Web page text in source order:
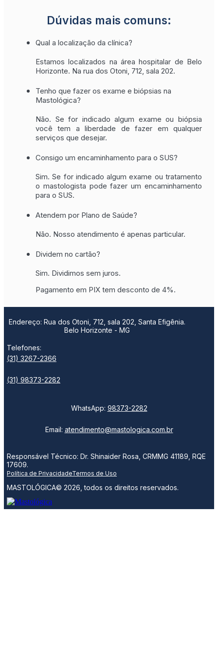
Dúvidas mais comuns:
Qual a localização da clínica?
Estamos localizados na área hospitalar de Belo
Horizonte. Na rua dos Otoni, 712, sala 202.
Tenho que fazer os exame e biópsias na
Mastológica?
Não. Se for indicado algum exame ou biópsia
você tem a liberdade de fazer em qualquer
serviços que desejar.
Consigo um encaminhamento para o SUS?
Sim. Se for indicado algum exame ou tratamento
o mastologista pode fazer um encaminhamento
para o SUS.
Atendem por Plano de Saúde?
Não. Nosso atendimento é apenas particular.
Dividem no cartão?
Sim. Dividimos sem juros.
Pagamento em PIX tem desconto de 4%.
Endereço: Rua dos Otoni, 712, sala 202, Santa Efigênia.
Belo Horizonte - MG
Telefones:
(31) 3267-2366
(31) 98373-2282
WhatsApp: 98373-2282
Email: atendimento@mastologica.com.br
Responsável Técnico: Dr. Shinaider Rosa, CRMMG 41189, RQE
17609.
Política de PrivacidadeTermos de Uso
MASTOLÓGICA© 2026, todos os direitos reservados.